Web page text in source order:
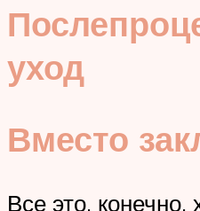
уход
Вместо
Все это,